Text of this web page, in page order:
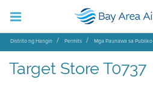
Distrito ng Hangin Permits Mga Paunawa sa Publiko
Target Store T0737